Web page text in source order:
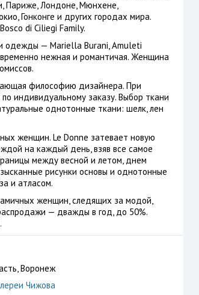
Париже, Лондоне, Мюнхене,
Гонконге и других городах мира.
di Ciliegi Family.
одежды — Mariella Burani, Amuleti
нежная и романтичая. Женщина
философию дизайнера. При
индивидуальному заказу. Выбор ткани
однотонные ткани: шелк, лен
женщин. Le Donne затевает новую
на каждый день, взяв все самое
между весной и летом, днем
рисунки основы и однотонные
и атласом.
женщин, следящих за модой,
— дважды в год, до 50%.
Воронеж
Чижова